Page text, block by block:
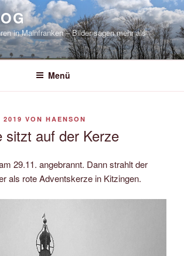
in Mainfranken – Bilder sagen mehr als
Menü
2019 VON HAENSON
sitzt auf der Kerze
29.11. angebrannt. Dann strahlt der
als rote Adventskerze in Kitzingen.